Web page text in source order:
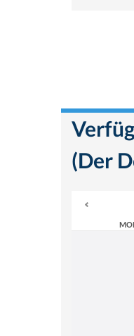
(Der